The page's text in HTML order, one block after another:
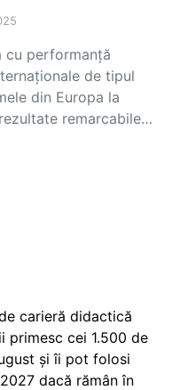
cu performanță
de tipul
din Europa la
remarcabile…
carieră didactică
primesc cei 1.500 de
și îi pot folosi
dacă rămân în